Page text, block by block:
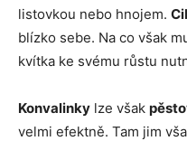
listovkou nebo hnojem.
blízko sebe. Na co však
kvítka ke svému růstu
Konvalinky lze však
velmi efektně. Tam jim